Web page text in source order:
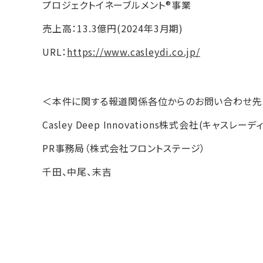
プロジェクトイネーブルメント®事業
売上高：13.3億円(2024年3月期)
URL：https://www.casleydi.co.jp/
＜本件に関する報道関係各位からのお問い合わせ
Casley Deep Innovations株式会社(キャスレーディ
PR事務局（株式会社フロントステージ）
千田、中尾、末吉